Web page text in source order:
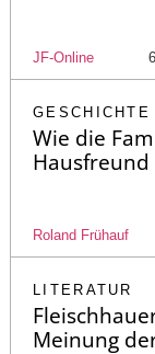
JF-Online 6
GESCHICHTE
Wie die
Roland Frühauf
LITERATUR
Meinung